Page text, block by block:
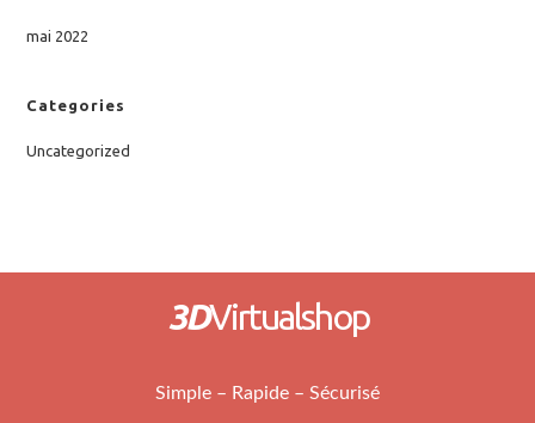
mai 2022
Categories
Uncategorized
3DVirtualshop
Simple – Rapide – Sécurisé